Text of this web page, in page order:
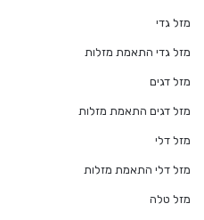
מזל גדי
מזל גדי התאמת מזלות
מזל דגים
מזל דגים התאמת מזלות
מזל דלי
מזל דלי התאמת מזלות
מזל טלה